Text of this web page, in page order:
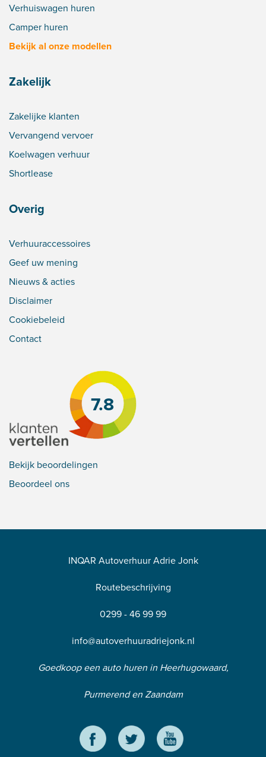
Verhuiswagen huren
Camper huren
Bekijk al onze modellen
Zakelijk
Zakelijke klanten
Vervangend vervoer
Koelwagen verhuur
Shortlease
Overig
Verhuuraccessoires
Geef uw mening
Nieuws & acties
Disclaimer
Cookiebeleid
Contact
7.8
Bekijk beoordelingen
Beoordeel ons
INQAR Autoverhuur Adrie Jonk
Routebeschrijving
0299 - 46 99 99
info@autoverhuuradriejonk.nl
Goedkoop een auto huren in Heerhugowaard,
Purmerend en Zaandam